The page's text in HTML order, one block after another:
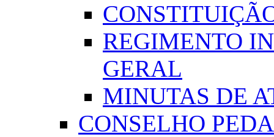
REGIMENTO
GERAL
MINUTAS DE
CONSELHO